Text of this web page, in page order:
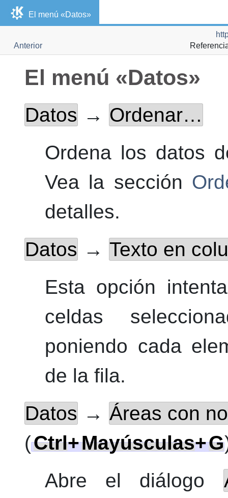
El menú «Datos»
Anterior
El menú «Datos»
Datos → Ordenar…
Ordena los datos
Vea la sección
detalles.
Datos → Texto en
Esta opción
celdas
poniendo cada
de la fila.
Datos → Áreas con
(Ctrl+Mayúsculas+G
Abre el diálogo